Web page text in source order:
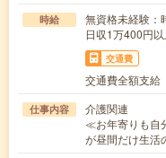
時給
無資格未経験
日収1万400円以
交通費
交通費全額支給
仕事内容
介護関連
≪お年寄りも自
が昼間だけ生活